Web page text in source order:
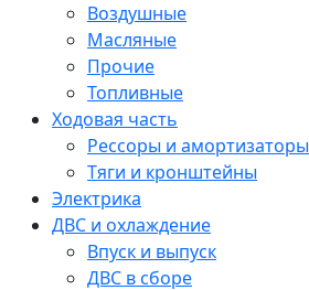
Воздушные
Масляные
Прочие
Топливные
Ходовая часть
Рессоры и амортизаторы
Тяги и кронштейны
Электрика
ДВС и охлаждение
Впуск и выпуск
ДВС в сборе